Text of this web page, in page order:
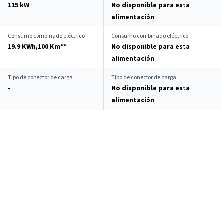
115 kW
No disponible para esta
alimentación
Consumo combinado eléctrico
19.9 KWh/100 Km**
Consumo combinado eléctrico
No disponible para esta
alimentación
Tipo de conector de carga
-
Tipo de conector de carga
No disponible para esta
alimentación